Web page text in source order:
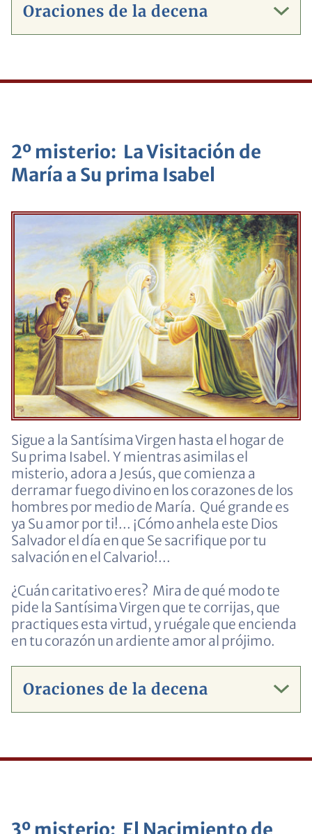
Oraciones de la decena
2º misterio: La Visitación de
María a Su prima Isabel
Sigue a la Santísima Virgen hasta el hogar de
Su prima Isabel. Y mientras asimilas el
misterio, adora a Jesús, que comienza a
derramar fuego divino en los corazones de los
hombres por medio de María. Qué grande es
ya Su amor por ti!... ¡Cómo anhela este Dios
Salvador el día en que Se sacrifique por tu
salvación en el Calvario!...
¿Cuán caritativo eres? Mira de qué modo te
pide la Santísima Virgen que te corrijas, que
practiques esta virtud, y ruégale que encienda
en tu corazón un ardiente amor al prójimo.
Oraciones de la decena
3º misterio: El Nacimiento de